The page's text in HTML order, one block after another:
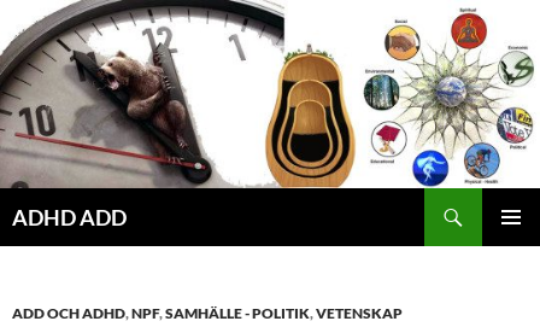
Hoppa
till
innehåll
ADHD ADD
ADD OCH ADHD,NPF,SAMHÄLLE - POLITIK,VETENSKAP